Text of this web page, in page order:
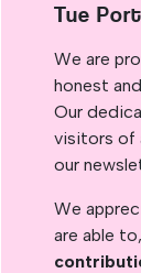
Tue
We are
honest
Our
visitors of
our
We
are able